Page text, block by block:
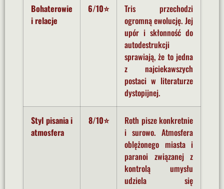
Bohaterowie
i relacje
6/10⭐
Tris przechodzi
ogromną ewolucję. Jej
upór i skłonność do
autodestrukcji
sprawiają, że to jedna
z najciekawszych
postaci w literaturze
dystopijnej.
Styl pisania i
atmosfera
8/10⭐
Roth pisze konkretnie
i surowo. Atmosfera
oblężonego miasta i
paranoi związanej z
kontrolą umysłu
udziela się